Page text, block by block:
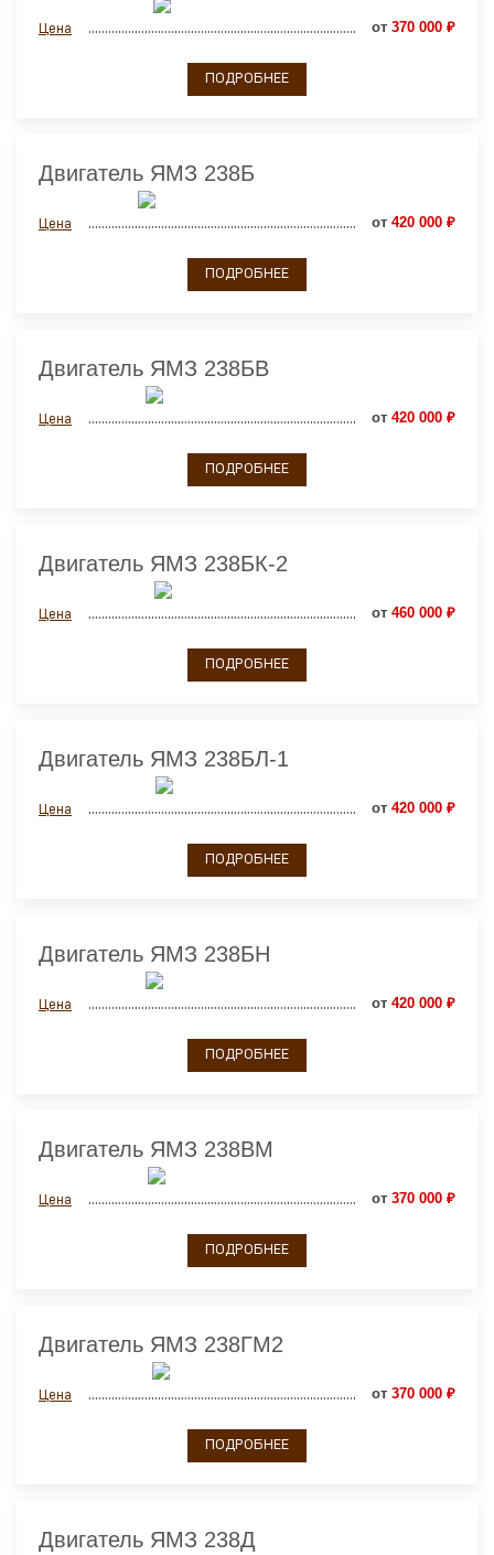
Цена от 370 000 ₽
ПОДРОБНЕЕ
Двигатель ЯМЗ 238Б
Цена от 420 000 ₽
ПОДРОБНЕЕ
Двигатель ЯМЗ 238БВ
Цена от 420 000 ₽
ПОДРОБНЕЕ
Двигатель ЯМЗ 238БК-2
Цена от 460 000 ₽
ПОДРОБНЕЕ
Двигатель ЯМЗ 238БЛ-1
Цена от 420 000 ₽
ПОДРОБНЕЕ
Двигатель ЯМЗ 238БН
Цена от 420 000 ₽
ПОДРОБНЕЕ
Двигатель ЯМЗ 238ВМ
Цена от 370 000 ₽
ПОДРОБНЕЕ
Двигатель ЯМЗ 238ГМ2
Цена от 370 000 ₽
ПОДРОБНЕЕ
Двигатель ЯМЗ 238Д